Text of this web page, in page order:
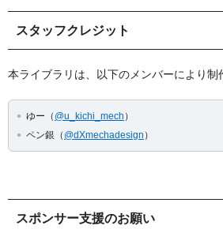
スタッフクレジット
本ライブラリは、以下のメンバーにより制
ゆー（ @u_kichi_mech ）
ペン銀（ @dXmechadesign ）
スポンサー支援のお願い